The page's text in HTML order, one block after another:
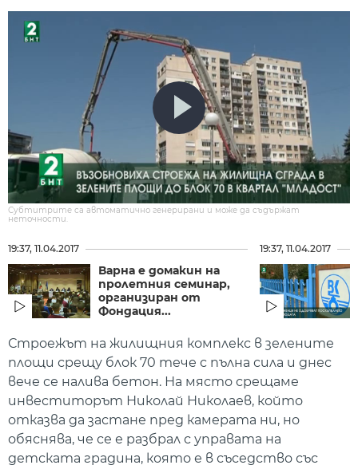
Субтитрите са автоматично генерирани и може да съдържат
неточности.
19:37, 11.04.2017
Варна е домакин на
пролетния семинар,
организиран от
Фондация...
19:37, 11.04.2017
Строежът на жилищния комплекс в зелените
площи срещу блок 70 тече с пълна сила и днес
вече се налива бетон. На място срещаме
инвеститорът Николай Николаев, който
отказва да застане пред камерата ни, но
обяснява, че се е разбрал с управата на
детската градина, която е в съседство със